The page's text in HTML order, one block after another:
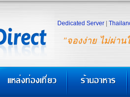
"จองง่าย ไม่ผ่าน
Dedicated Server